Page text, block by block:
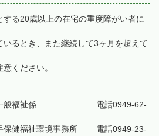
る20歳以上の在宅の重度障がい者に
るとき、また継続して3ヶ月を超えて
ください。
祉係 電話0949-62-
環境事務所 電話0949-23-